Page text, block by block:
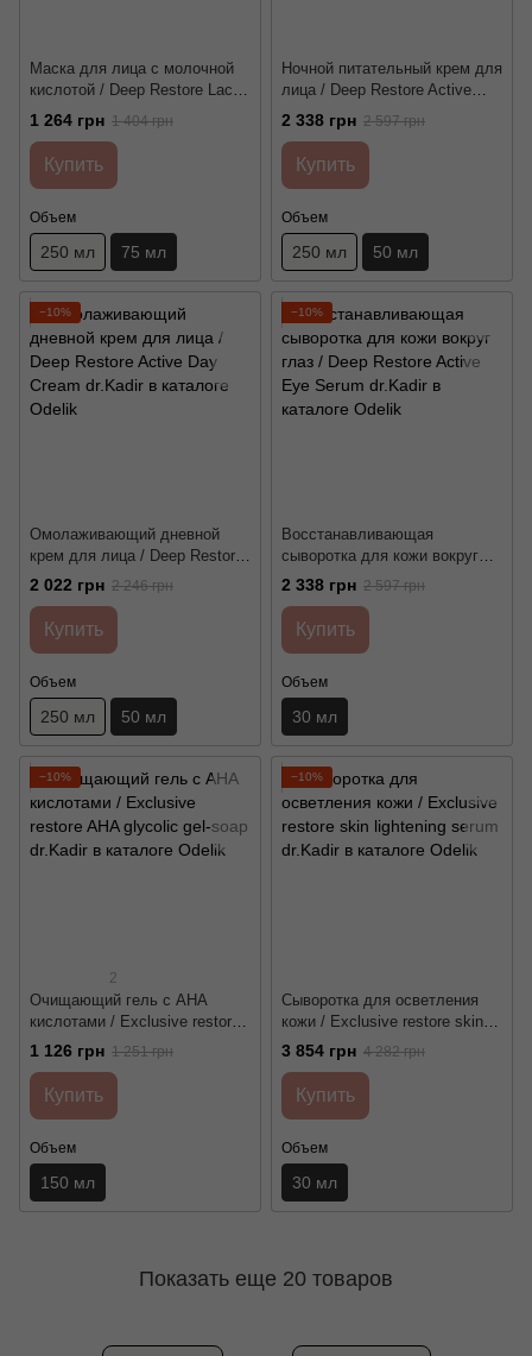
Маска для лица с молочной
кислотой / Deep Restore Lactic
Mask dr.Kadir
1 264 грн 1 404 грн
Купить
Объем
250 мл 75 мл
Ночной питательный крем для
лица / Deep Restore Active
Nourishing Cream dr.Kadir
2 338 грн 2 597 грн
Купить
Объем
250 мл 50 мл
−10%
Омолаживающий дневной
крем для лица / Deep Restore
Active Day Cream dr.Kadir
2 022 грн 2 246 грн
Купить
Объем
250 мл 50 мл
−10%
Восстанавливающая
сыворотка для кожи вокруг
глаз / Deep Restore Active
Eye Serum dr.Kadir
2 338 грн 2 597 грн
Купить
Объем
30 мл
−10%
2
Очищающий гель с АНА
кислотами / Exclusive restore
AHA glycolic gel-soap dr.Kadir
1 126 грн 1 251 грн
Купить
Объем
150 мл
−10%
Сыворотка для осветления
кожи / Exclusive restore skin
lightening serum dr.Kadir
3 854 грн 4 282 грн
Купить
Объем
30 мл
Показать еще 20 товаров